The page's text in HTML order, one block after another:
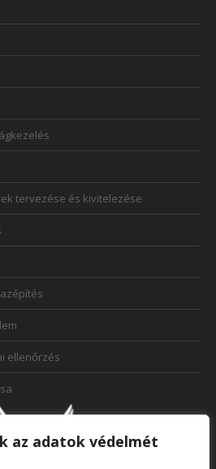
az adatok védelmét
tervezése és kivitelezése
ellenőrzés